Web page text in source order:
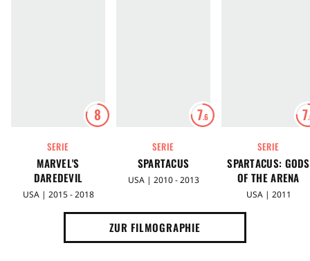
8
SERIE
MARVEL'S
DAREDEVIL
USA | 2015 - 2018
7.6
SERIE
SPARTACUS
USA | 2010 - 2013
7
SERIE
SPARTACUS: GODS
OF THE ARENA
USA | 2011
ZUR FILMOGRAPHIE